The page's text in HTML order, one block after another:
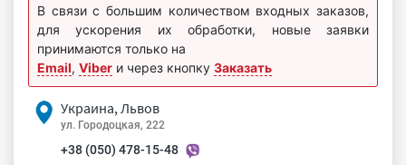
В связи с большим количеством входных заказов,
для ускорения их обработки, новые заявки
принимаются только на
Email, Viber и через кнопку Заказать
Украина, Львов
ул. Городоцкая, 222
+38 (050) 478-15-48